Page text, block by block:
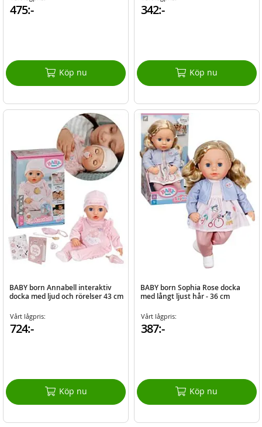
475:-
Köp nu
342:-
Köp nu
BABY born Annabell interaktiv
docka med ljud och rörelser 43 cm
Vårt lågpris:
724:-
Köp nu
BABY born Sophia Rose docka
med långt ljust hår - 36 cm
Vårt lågpris:
387:-
Köp nu